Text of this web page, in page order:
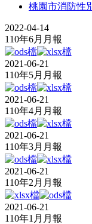
桃園市消防性
2022-04-14
110年6月月報
2021-06-21
110年5月月報
2021-06-21
110年4月月報
2021-06-21
110年3月月報
2021-06-21
110年2月月報
2021-06-21
110年1月月報